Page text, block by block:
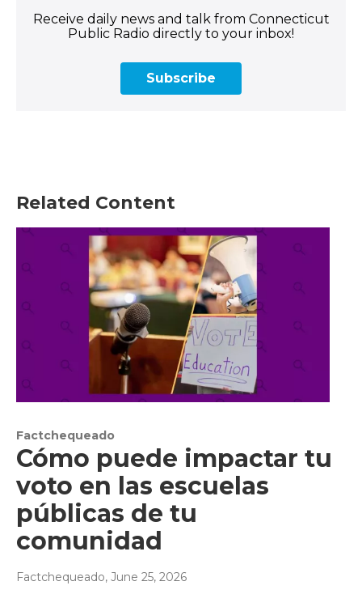
Receive daily news and talk from Connecticut
Public Radio directly to your inbox!
Subscribe
Related Content
Factchequeado
Cómo puede impactar tu
voto en las escuelas
públicas de tu
comunidad
Factchequeado, June 25, 2026